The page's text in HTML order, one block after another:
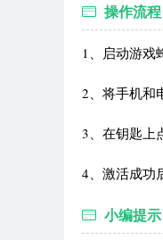
操作流程
1、启动游戏
2、将手机和
3、在钥匙上
4、激活成功
小编提示